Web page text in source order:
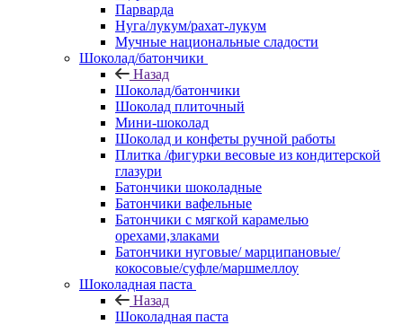
Парварда
Нуга/лукум/рахат-лукум
Мучные национальные сладости
Шоколад/батончики
Назад
Шоколад/батончики
Шоколад плиточный
Мини-шоколад
Шоколад и конфеты ручной работы
Плитка /фигурки весовые из кондитерской
глазури
Батончики шоколадные
Батончики вафельные
Батончики с мягкой карамелью
орехами,злаками
Батончики нуговые/ марципановые/
кокосовые/суфле/маршмеллоу
Шоколадная паста
Назад
Шоколадная паста